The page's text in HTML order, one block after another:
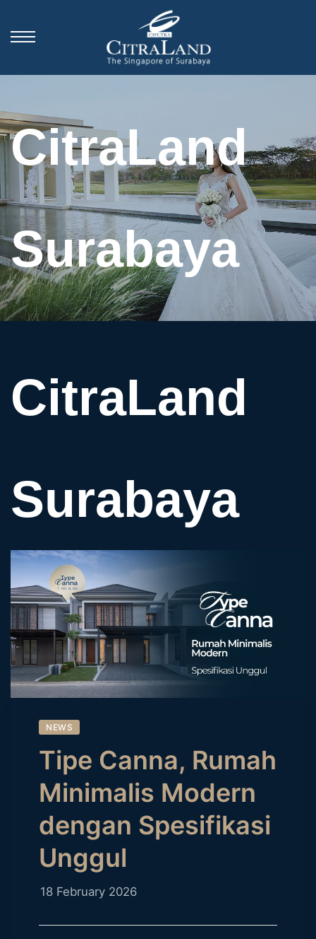
NEWS
Tipe Canna, Rumah
Minimalis Modern
dengan Spesifikasi
Unggul
18 February 2026